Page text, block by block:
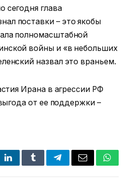
сегодня глава
поставки – это якобы
полномасштабной
войны и «в небольших
назвал это враньем.
Ирана в агрессии РФ
от ее поддержки –
LinkedInTumblrTelegramEmail